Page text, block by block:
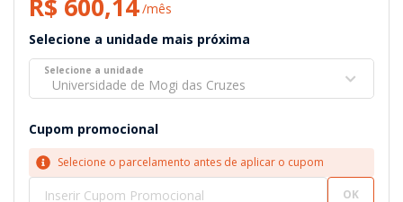
R$ 600,14 /mês
Selecione a unidade mais próxima
Selecione a unidade
Universidade de Mogi das Cruzes
Cupom promocional
Selecione o parcelamento antes de aplicar o cupom
OK